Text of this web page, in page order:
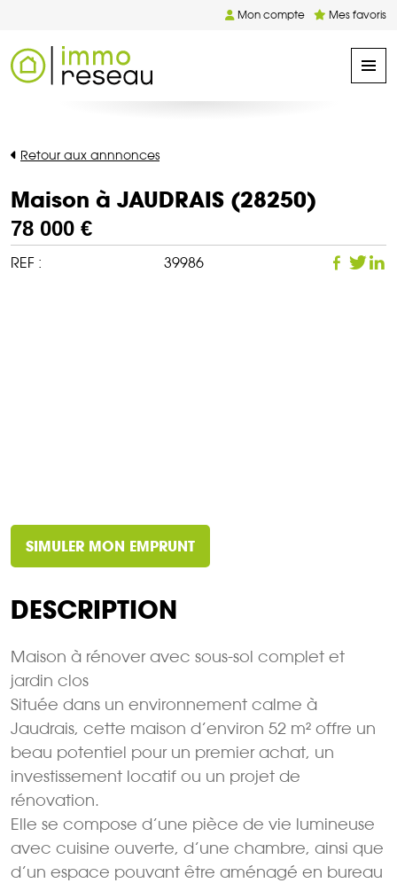
Mon compte Mes favoris
Retour aux annnonces
Maison à JAUDRAIS (28250)
78 000 €
REF : 39986
SIMULER MON EMPRUNT
DESCRIPTION
Maison à rénover avec sous-sol complet et
jardin clos
Située dans un environnement calme à
Jaudrais, cette maison d’environ 52 m² offre un
beau potentiel pour un premier achat, un
investissement locatif ou un projet de
rénovation.
Elle se compose d’une pièce de vie lumineuse
avec cuisine ouverte, d’une chambre, ainsi que
d’un espace pouvant être aménagé en bureau